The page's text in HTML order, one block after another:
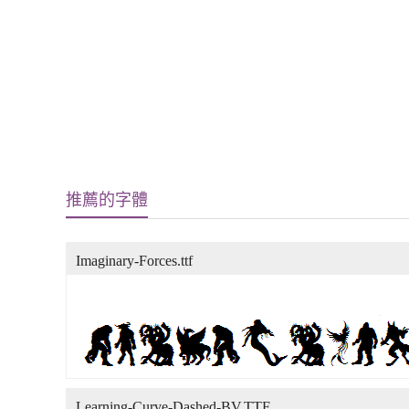
推薦的字體
Imaginary-Forces.ttf